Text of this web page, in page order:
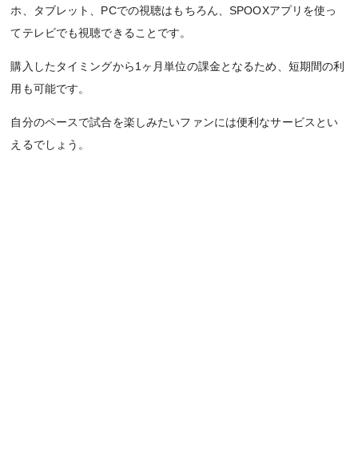
ホ、タブレット、PCでの視聴はもちろん、SPOOXアプリを使っ
てテレビでも視聴できることです。
購入したタイミングから1ヶ月単位の課金となるため、短期間の利
用も可能です。
自分のペースで試合を楽しみたいファンには便利なサービスとい
えるでしょう。